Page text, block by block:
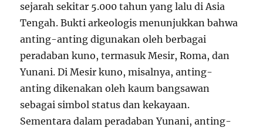
sejarah sekitar 5.000 tahun yang lalu di Asia
Tengah. Bukti arkeologis menunjukkan bahwa
anting-anting digunakan oleh berbagai
peradaban kuno, termasuk Mesir, Roma, dan
Yunani. Di Mesir kuno, misalnya, anting-
anting dikenakan oleh kaum bangsawan
sebagai simbol status dan kekayaan.
Sementara dalam peradaban Yunani, anting-